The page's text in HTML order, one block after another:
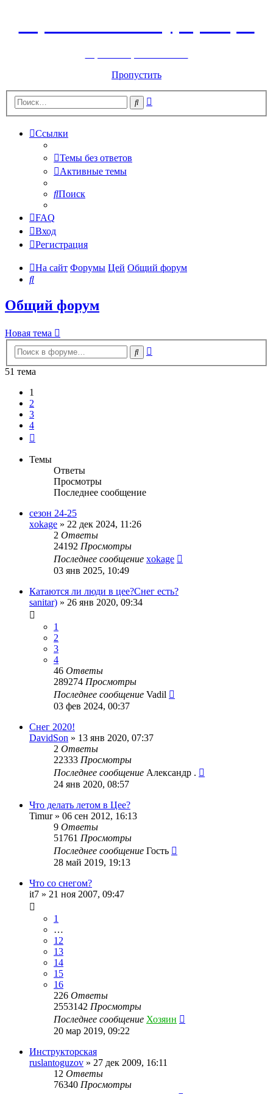
Пропустить
Поиск
Ссылки
Темы без ответов
Активные темы
Поиск
FAQ
Вход
Регистрация
На сайт Форумы Цей Общий форум
Поиск
Общий форум
Новая тема
Поиск
51 тема
1
2
3
4
Темы
Ответы
Просмотры
Последнее сообщение
сезон 24-25
xokage » 22 дек 2024, 11:26
2 Ответы
24192 Просмотры
Последнее сообщение xokage
03 янв 2025, 10:49
Катаются ли люди в цее?Снег есть?
sanitar) » 26 янв 2020, 09:34
1
2
3
4
46 Ответы
289274 Просмотры
Последнее сообщение Vadil
03 фев 2024, 00:37
Снег 2020!
DavidSon » 13 янв 2020, 07:37
2 Ответы
22333 Просмотры
Последнее сообщение Александр .
24 янв 2020, 08:57
Что делать летом в Цее?
Timur» 06 сен 2012, 16:13
9 Ответы
51761 Просмотры
Последнее сообщение Гость
28 май 2019, 19:13
Что со снегом?
it7 » 21 ноя 2007, 09:47
1
…
12
13
14
15
16
226 Ответы
2553142 Просмотры
Последнее сообщение Хозяин
20 мар 2019, 09:22
Инструкторская
ruslantoguzov » 27 дек 2009, 16:11
12 Ответы
76340 Просмотры